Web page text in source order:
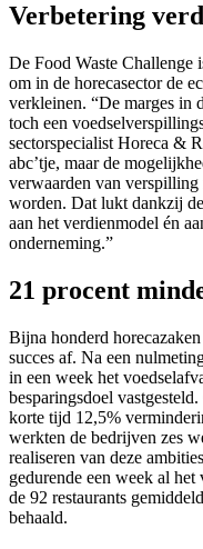
Verbetering
De Food Waste Challenge
om in de horecasector de
verkleinen. “De marges in
toch een
sectorspecialist Horeca &
abc’tje, maar de
verwaarden van
worden. Dat lukt dankzij
aan het verdienmodel én
onderneming.”
21 procent
Bijna honderd
succes af. Na een
in een week het
besparingsdoel
korte tijd 12,5%
werkten de bedrijven zes
realiseren van deze
gedurende een week al
de 92 restaurants
behaald.